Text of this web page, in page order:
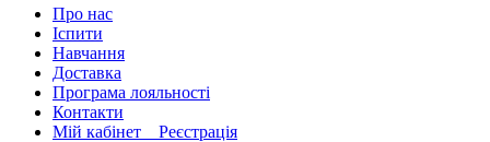
Про нас
Іспити
Навчання
Доставка
Програма лояльності
Контакти
Мій кабінет Реєстрація